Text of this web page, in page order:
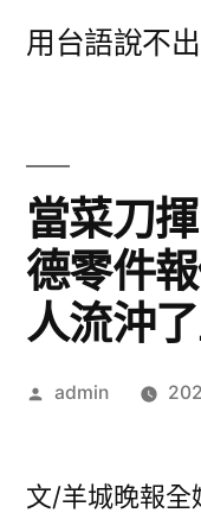
用台語說不
當菜刀
德零件
人流沖
作
admin
文/羊城晚報全